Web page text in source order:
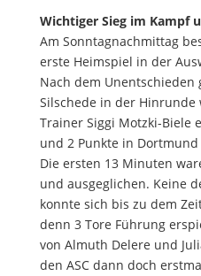
Wichtiger Sieg im Kampf
Am Sonntagnachmittag
erste Heimspiel in der
Nach dem Unentschieden
Silschede in der
Trainer Siggi Motzki-Biele
und 2 Punkte in
Die ersten 13 Minuten
und ausgeglichen. Keine
konnte sich bis zu dem
denn 3 Tore Führung
von Almuth Delere und
den ASC dann doch